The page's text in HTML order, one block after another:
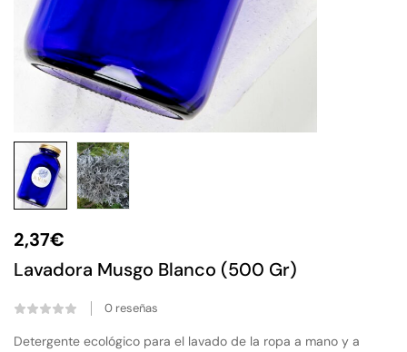
2,37€
Lavadora Musgo Blanco (500 Gr)
0 reseñas
Detergente ecológico para el lavado de la ropa a mano y a